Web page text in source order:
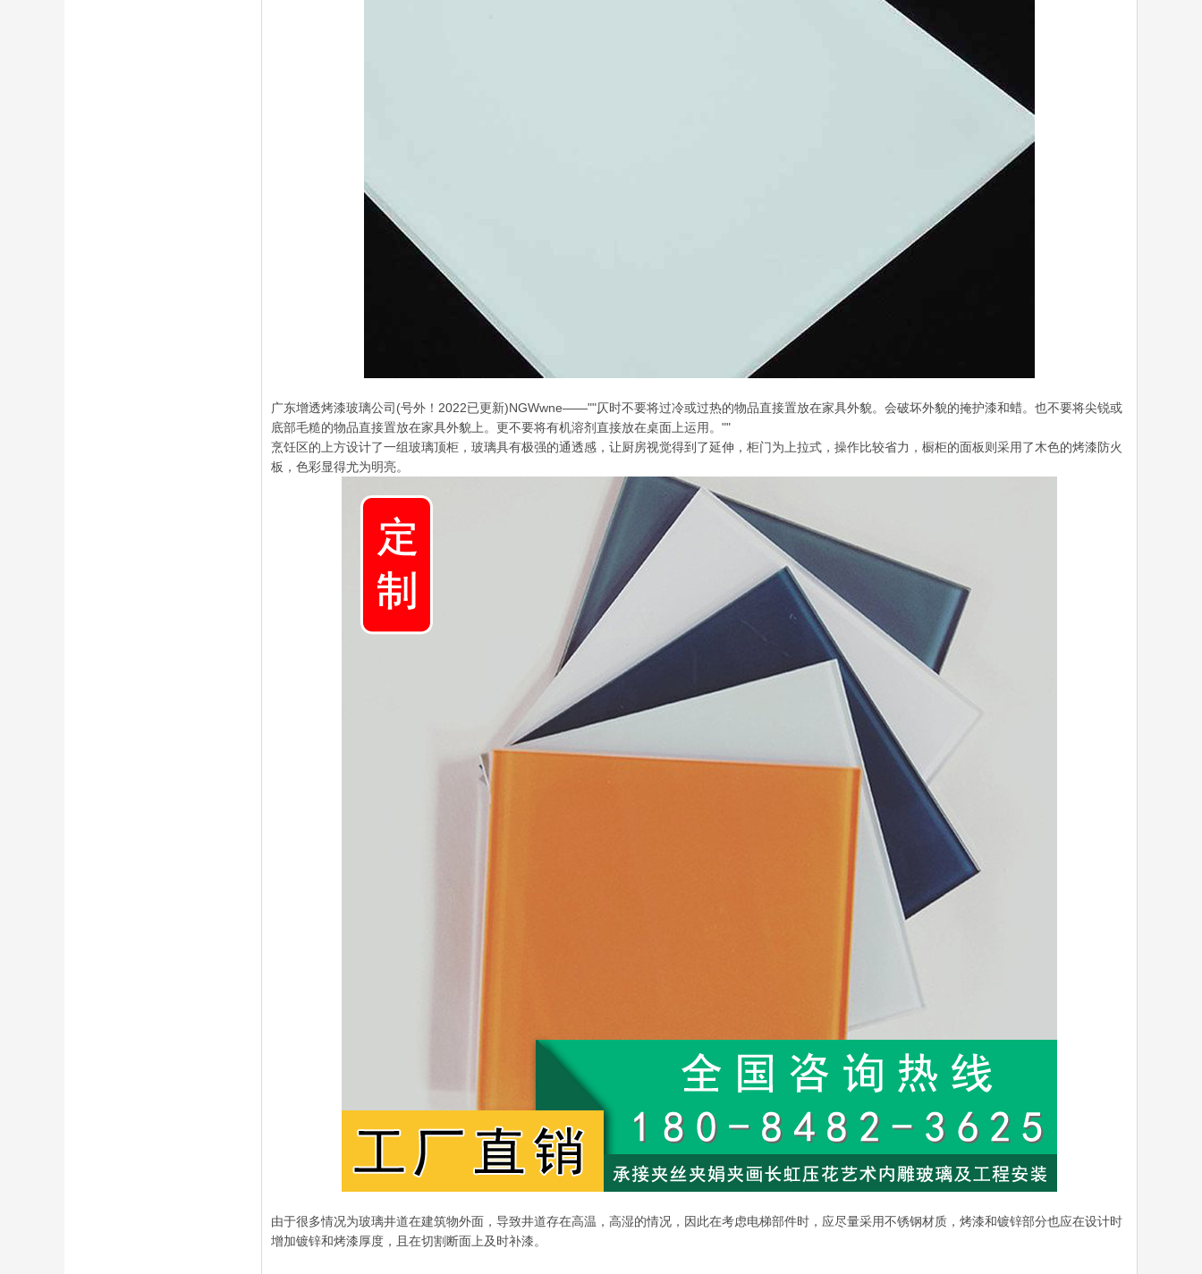
广东增透烤漆玻璃公司(号外！2022已更新)NGWwne——""仄时不要将过冷或过热的物品直接置放在家具外貌。会破坏外貌的掩护漆和蜡。也不要将尖锐或
底部毛糙的物品直接置放在家具外貌上。更不要将有机溶剂直接放在桌面上运用。""
烹饪区的上方设计了一组玻璃顶柜，玻璃具有极强的通透感，让厨房视觉得到了延伸，柜门为上拉式，操作比较省力，橱柜的面板则采用了木色的烤漆防火
板，色彩显得尤为明亮。
由于很多情况为玻璃井道在建筑物外面，导致井道存在高温，高湿的情况，因此在考虑电梯部件时，应尽量采用不锈钢材质，烤漆和镀锌部分也应在设计时
增加镀锌和烤漆厚度，且在切割断面上及时补漆。